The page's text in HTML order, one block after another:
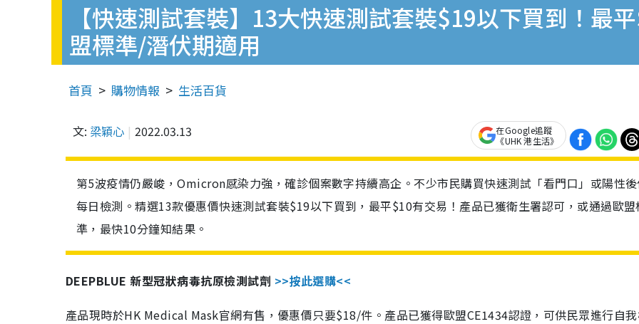
【快速測試套裝】13大快速測試套裝$19以下買到！最
盟標準/潛伏期適用
首頁 購物情報 生活百貨
文: 梁穎心 2022.03.13
在Google追蹤
《UHK 港生活》
第5波疫情仍嚴峻，Omicron感染力強，確診個案數字持續高企。不少市民購買快速測試「看門口」或陽性
每日檢測。精選13款優惠價快速測試套裝$19以下買到，最平$10有交易！產品已獲衛生署認可，或通過歐盟
準，最快10分鐘知結果。
DEEPBLUE 新型冠狀病毒抗原檢測試劑 >>按此選購<<
產品現時於HK Medical Mask官網有售，優惠價只要$18/件。產品已獲得歐盟CE1434認證，可供民眾進行自